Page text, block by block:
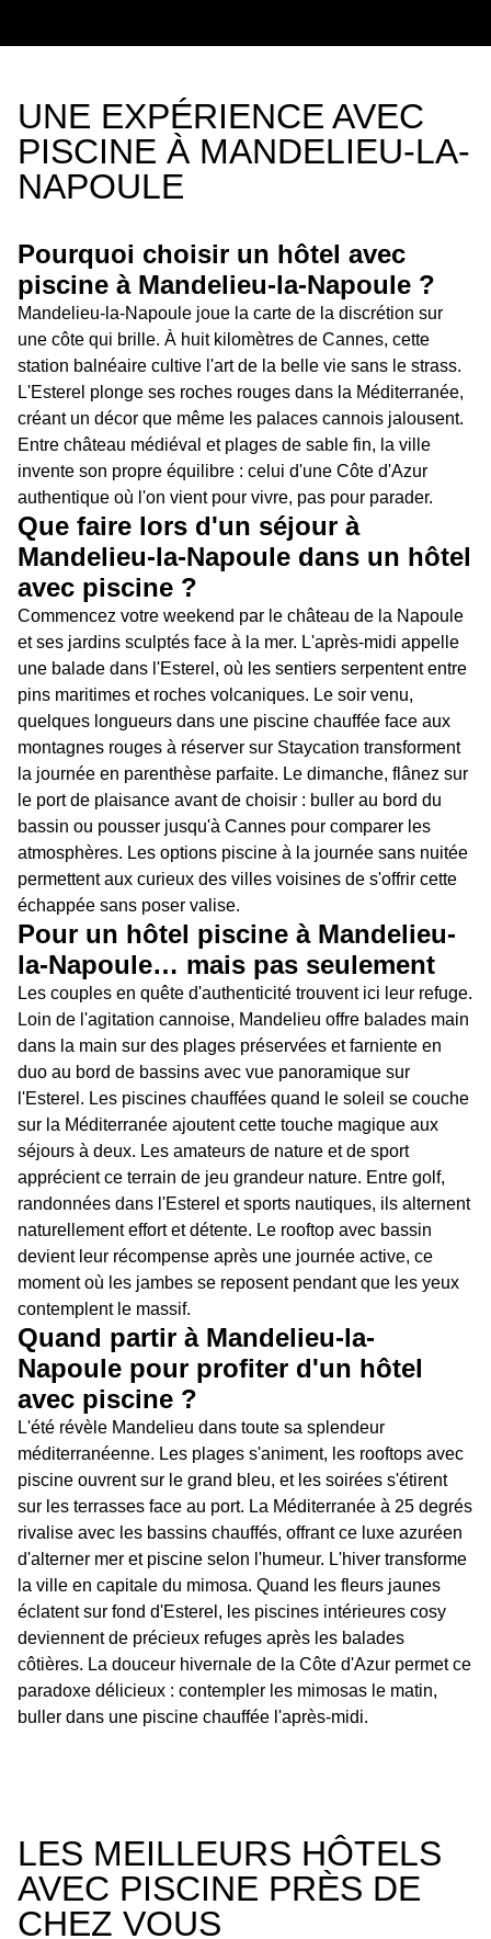
UNE EXPÉRIENCE AVEC
PISCINE À MANDELIEU-LA-
NAPOULE
Pourquoi choisir un hôtel avec
piscine à Mandelieu-la-Napoule ?
Mandelieu-la-Napoule joue la carte de la discrétion sur
une côte qui brille. À huit kilomètres de Cannes, cette
station balnéaire cultive l'art de la belle vie sans le strass.
L'Esterel plonge ses roches rouges dans la Méditerranée,
créant un décor que même les palaces cannois jalousent.
Entre château médiéval et plages de sable fin, la ville
invente son propre équilibre : celui d'une Côte d'Azur
authentique où l'on vient pour vivre, pas pour parader.
Que faire lors d'un séjour à
Mandelieu-la-Napoule dans un hôtel
avec piscine ?
Commencez votre weekend par le château de la Napoule
et ses jardins sculptés face à la mer. L'après-midi appelle
une balade dans l'Esterel, où les sentiers serpentent entre
pins maritimes et roches volcaniques. Le soir venu,
quelques longueurs dans une piscine chauffée face aux
montagnes rouges à réserver sur Staycation transforment
la journée en parenthèse parfaite. Le dimanche, flânez sur
le port de plaisance avant de choisir : buller au bord du
bassin ou pousser jusqu'à Cannes pour comparer les
atmosphères. Les options piscine à la journée sans nuitée
permettent aux curieux des villes voisines de s'offrir cette
échappée sans poser valise.
Pour un hôtel piscine à Mandelieu-
la-Napoule… mais pas seulement
Les couples en quête d'authenticité trouvent ici leur refuge.
Loin de l'agitation cannoise, Mandelieu offre balades main
dans la main sur des plages préservées et farniente en
duo au bord de bassins avec vue panoramique sur
l'Esterel. Les piscines chauffées quand le soleil se couche
sur la Méditerranée ajoutent cette touche magique aux
séjours à deux. Les amateurs de nature et de sport
apprécient ce terrain de jeu grandeur nature. Entre golf,
randonnées dans l'Esterel et sports nautiques, ils alternent
naturellement effort et détente. Le rooftop avec bassin
devient leur récompense après une journée active, ce
moment où les jambes se reposent pendant que les yeux
contemplent le massif.
Quand partir à Mandelieu-la-
Napoule pour profiter d'un hôtel
avec piscine ?
L'été révèle Mandelieu dans toute sa splendeur
méditerranéenne. Les plages s'animent, les rooftops avec
piscine ouvrent sur le grand bleu, et les soirées s'étirent
sur les terrasses face au port. La Méditerranée à 25 degrés
rivalise avec les bassins chauffés, offrant ce luxe azuréen
d'alterner mer et piscine selon l'humeur. L'hiver transforme
la ville en capitale du mimosa. Quand les fleurs jaunes
éclatent sur fond d'Esterel, les piscines intérieures cosy
deviennent de précieux refuges après les balades
côtières. La douceur hivernale de la Côte d'Azur permet ce
paradoxe délicieux : contempler les mimosas le matin,
buller dans une piscine chauffée l'après-midi.
LES MEILLEURS HÔTELS
AVEC PISCINE PRÈS DE
CHEZ VOUS